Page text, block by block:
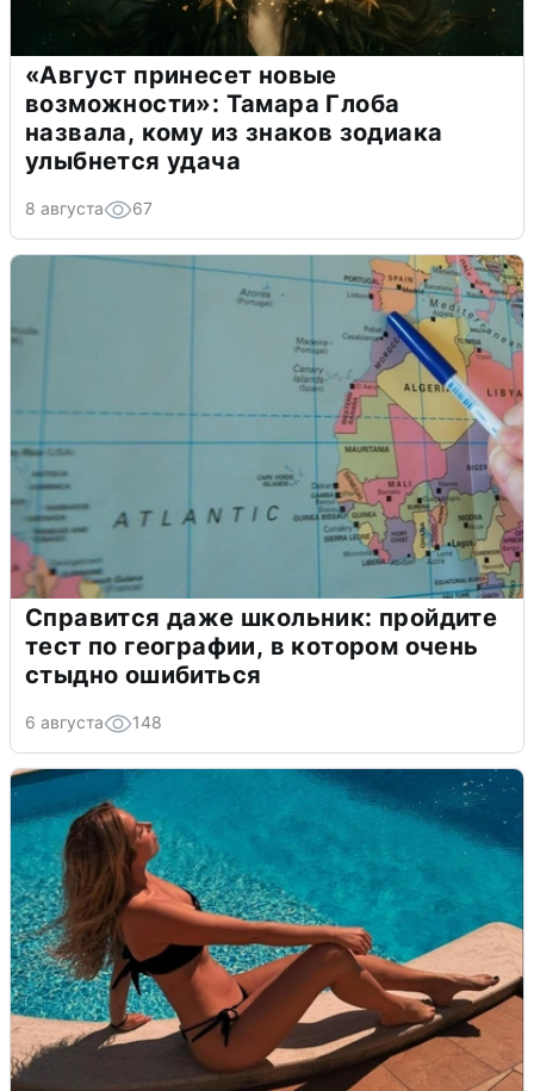
«Август принесет новые
возможности»: Тамара Глоба
назвала, кому из знаков зодиака
улыбнется удача
8 августа 67
Справится даже школьник: пройдите
тест по географии, в котором очень
стыдно ошибиться
6 августа 148